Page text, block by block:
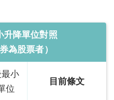
升降單位對照
為股票者）
小
位
目前條文